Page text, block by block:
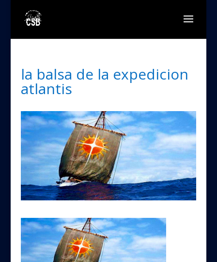
la balsa de la expedicion
atlantis